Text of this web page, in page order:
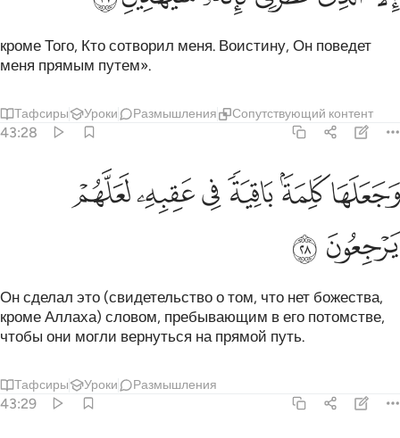
кроме Того, Кто сотворил меня. Воистину, Он поведет
меня прямым путем».
Тафсиры Уроки Размышления Сопутствующий контент
43:28
وجعلها كلمة باقية في عقبه لعلهم يرجعون ٢٨
وَجَعَلَهَا كَلِمَةًۢ بَاقِيَةًۭ فِى عَقِبِهِۦ لَعَلَّهُمْ يَرْجِعُونَ ٢٨
ﲁﲂﲃﲄﲅﲆ
ﲇﲈ
Он сделал это (свидетельство о том, что нет божества,
кроме Аллаха) словом, пребывающим в его потомстве,
чтобы они могли вернуться на прямой путь.
Тафсиры Уроки Размышления
43:29